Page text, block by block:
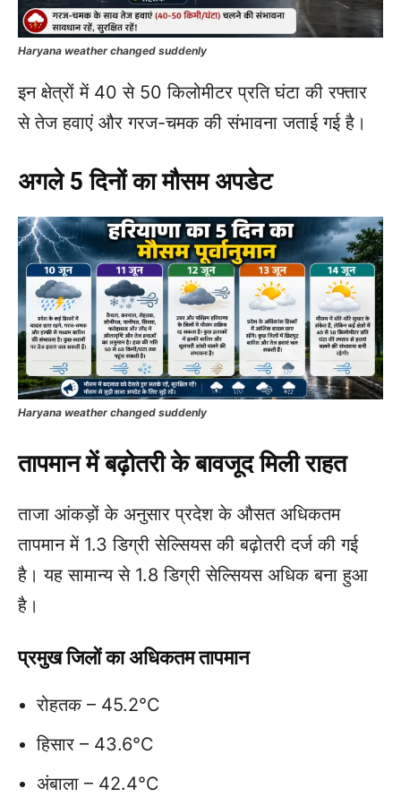
Haryana weather changed suddenly
इन क्षेत्रों में 40 से 50 किलोमीटर प्रति घंटा की रफ्तार
से तेज हवाएं और गरज-चमक की संभावना जताई गई है।
अगले 5 दिनों का मौसम अपडेट
Haryana weather changed suddenly
तापमान में बढ़ोतरी के बावजूद मिली राहत
ताजा आंकड़ों के अनुसार प्रदेश के औसत अधिकतम
तापमान में 1.3 डिग्री सेल्सियस की बढ़ोतरी दर्ज की गई
है। यह सामान्य से 1.8 डिग्री सेल्सियस अधिक बना हुआ
है।
प्रमुख जिलों का अधिकतम तापमान
रोहतक – 45.2°C
हिसार – 43.6°C
अंबाला – 42.4°C